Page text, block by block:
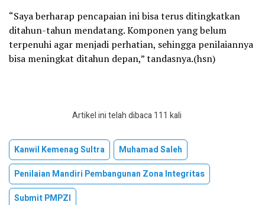
“Saya berharap pencapaian ini bisa terus ditingkatkan
ditahun-tahun mendatang. Komponen yang belum
terpenuhi agar menjadi perhatian, sehingga penilaiannya
bisa meningkat ditahun depan,” tandasnya.(hsn)
Artikel ini telah dibaca 111 kali
Kanwil Kemenag Sultra
Muhamad Saleh
Penilaian Mandiri Pembangunan Zona Integritas
Submit PMPZI